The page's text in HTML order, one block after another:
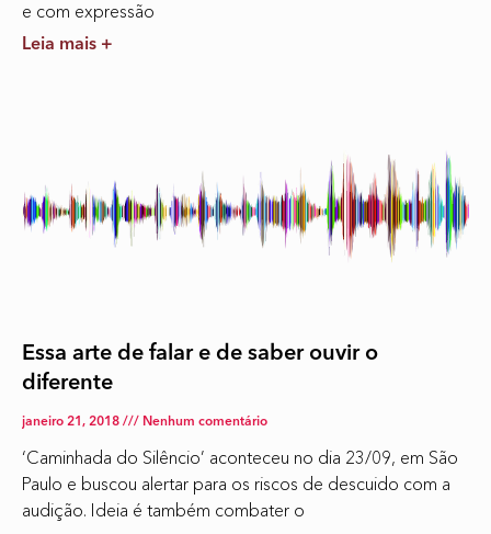
e com expressão
Leia mais +
Essa arte de falar e de saber ouvir o
diferente
janeiro 21, 2018 Nenhum comentário
‘Caminhada do Silêncio’ aconteceu no dia 23/09, em São
Paulo e buscou alertar para os riscos de descuido com a
audição. Ideia é também combater o